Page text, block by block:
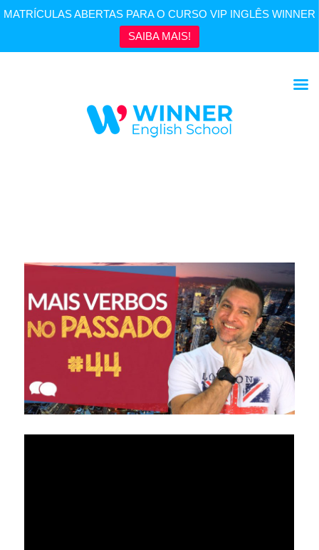
MATRÍCULAS ABERTAS PARA O CURSO VIP INGLÊS WINNER
SAIBA MAIS!